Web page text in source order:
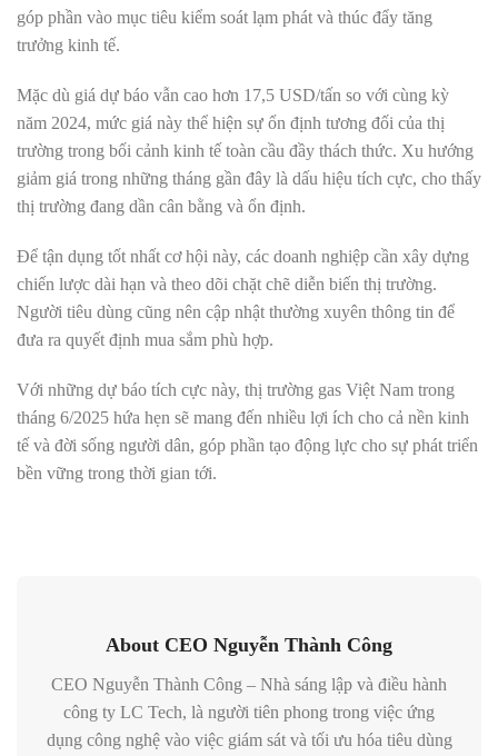
góp phần vào mục tiêu kiểm soát lạm phát và thúc đẩy tăng
trưởng kinh tế.
Mặc dù giá dự báo vẫn cao hơn 17,5 USD/tấn so với cùng kỳ
năm 2024, mức giá này thể hiện sự ổn định tương đối của thị
trường trong bối cảnh kinh tế toàn cầu đầy thách thức. Xu hướng
giảm giá trong những tháng gần đây là dấu hiệu tích cực, cho thấy
thị trường đang dần cân bằng và ổn định.
Để tận dụng tốt nhất cơ hội này, các doanh nghiệp cần xây dựng
chiến lược dài hạn và theo dõi chặt chẽ diễn biến thị trường.
Người tiêu dùng cũng nên cập nhật thường xuyên thông tin để
đưa ra quyết định mua sắm phù hợp.
Với những dự báo tích cực này, thị trường gas Việt Nam trong
tháng 6/2025 hứa hẹn sẽ mang đến nhiều lợi ích cho cả nền kinh
tế và đời sống người dân, góp phần tạo động lực cho sự phát triển
bền vững trong thời gian tới.
About CEO Nguyễn Thành Công
CEO Nguyễn Thành Công – Nhà sáng lập và điều hành
công ty LC Tech, là người tiên phong trong việc ứng
dụng công nghệ vào việc giám sát và tối ưu hóa tiêu dùng